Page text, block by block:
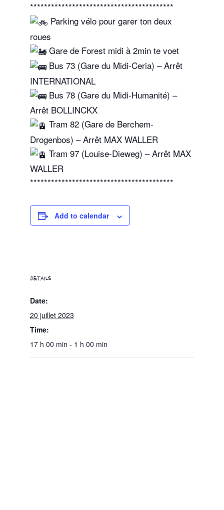
*****************************************
Parking vélo pour garer ton deux
roues
Gare de Forest midi à 2min te voet
Bus 73 (Gare du Midi-Ceria) – Arrêt
INTERNATIONAL
Bus 78 (Gare du Midi-Humanité) –
Arrêt BOLLINCKX
Tram 82 (Gare de Berchem-
Drogenbos) – Arrêt MAX WALLER
Tram 97 (Louise-Dieweg) – Arrêt MAX
WALLER
*****************************************
Add to calendar
DETAILS
Date:
20 juillet 2023
Time:
17 h 00 min - 1 h 00 min